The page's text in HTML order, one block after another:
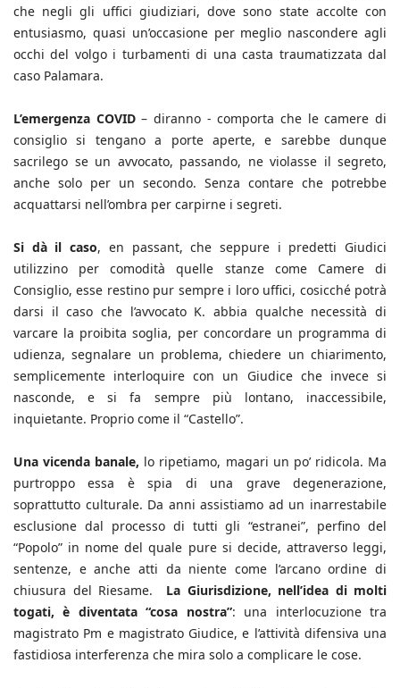
che negli gli uffici giudiziari, dove sono state accolte con
entusiasmo, quasi un’occasione per meglio nascondere agli
occhi del volgo i turbamenti di una casta traumatizzata dal
caso Palamara.
L’emergenza COVID– diranno - comporta che le camere di
consiglio si tengano a porte aperte, e sarebbe dunque
sacrilego se un avvocato, passando, ne violasse il segreto,
anche solo per un secondo. Senza contare che potrebbe
acquattarsi nell’ombra per carpirne i segreti.
Si dà il caso, en passant, che seppure i predetti Giudici
utilizzino per comodità quelle stanze come Camere di
Consiglio, esse restino pur sempre i loro uffici, cosicché potrà
darsi il caso che l’avvocato K. abbia qualche necessità di
varcare la proibita soglia, per concordare un programma di
udienza, segnalare un problema, chiedere un chiarimento,
semplicemente interloquire con un Giudice che invece si
nasconde, e si fa sempre più lontano, inaccessibile,
inquietante. Proprio come il “Castello”.
Una vicenda banale, lo ripetiamo, magari un po’ ridicola. Ma
purtroppo essa è spia di una grave degenerazione,
soprattutto culturale. Da anni assistiamo ad un inarrestabile
esclusione dal processo di tutti gli “estranei”, perfino del
“Popolo” in nome del quale pure si decide, attraverso leggi,
sentenze, e anche atti da niente come l’arcano ordine di
chiusura del Riesame. La Giurisdizione, nell’idea di molti
togati, è diventata “cosa nostra”: una interlocuzione tra
magistrato Pm e magistrato Giudice, e l’attività difensiva una
fastidiosa interferenza che mira solo a complicare le cose.